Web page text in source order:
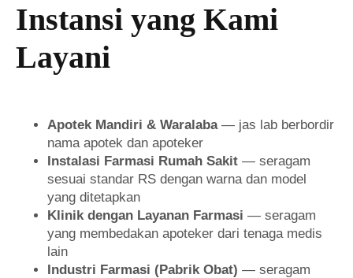
Instansi yang Kami
Layani
Apotek Mandiri & Waralaba— jas lab berbordir
nama apotek dan apoteker
Instalasi Farmasi Rumah Sakit — seragam
sesuai standar RS dengan warna dan model
yang ditetapkan
Klinik dengan Layanan Farmasi — seragam
yang membedakan apoteker dari tenaga medis
lain
Industri Farmasi (Pabrik Obat) — seragam